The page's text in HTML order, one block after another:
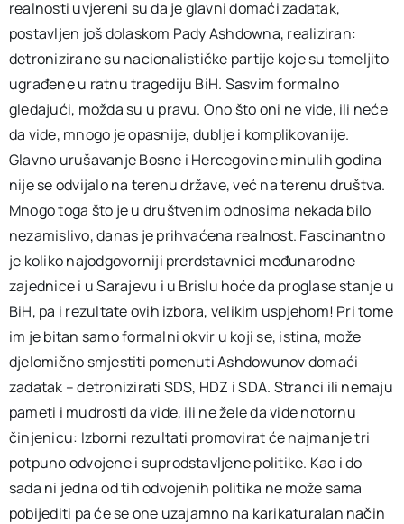
realnosti uvjereni su da je glavni domaći zadatak,
postavljen još dolaskom Pady Ashdowna, realiziran:
detronizirane su nacionalističke partije koje su temeljito
ugrađene u ratnu tragediju BiH. Sasvim formalno
gledajući, možda su u pravu. Ono što oni ne vide, ili neće
da vide, mnogo je opasnije, dublje i komplikovanije.
Glavno urušavanje Bosne i Hercegovine minulih godina
nije se odvijalo na terenu države, već na terenu društva.
Mnogo toga što je u društvenim odnosima nekada bilo
nezamislivo, danas je prihvaćena realnost. Fascinantno
je koliko najodgovorniji prerdstavnici međunarodne
zajednice i u Sarajevu i u Brislu hoće da proglase stanje u
BiH, pa i rezultate ovih izbora, velikim uspjehom! Pri tome
im je bitan samo formalni okvir u koji se, istina, može
djelomično smjestiti pomenuti Ashdowunov domaći
zadatak – detronizirati SDS, HDZ i SDA. Stranci ili nemaju
pameti i mudrosti da vide, ili ne žele da vide notornu
činjenicu: Izborni rezultati promovirat će najmanje tri
potpuno odvojene i suprodstavljene politike. Kao i do
sada ni jedna od tih odvojenih politika ne može sama
pobijediti pa će se one uzajamno na karikaturalan način